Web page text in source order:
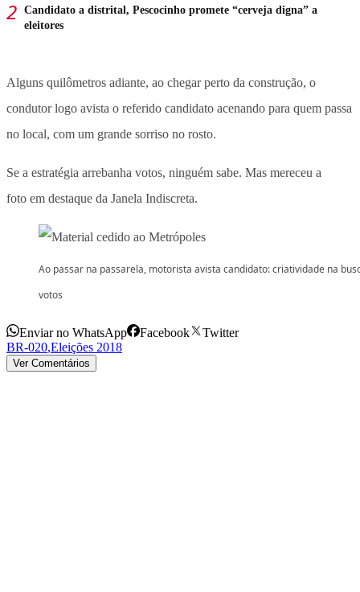
Candidato a distrital, Pescocinho promete “cerveja digna” a
eleitores
Alguns quilômetros adiante, ao chegar perto da construção, o
condutor logo avista o referido candidato acenando para quem passa
no local, com um grande sorriso no rosto.
Se a estratégia arrebanha votos, ninguém sabe. Mas mereceu a
foto em destaque da Janela Indiscreta.
Ao passar na passarela, motorista avista candidato: criatividade na
votos
Enviar no WhatsApp Facebook
Twitter
BR-020,Eleições 2018
Ver Comentários